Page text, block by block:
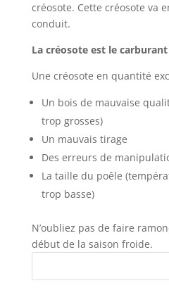
créosote. Cette créosote va
conduit.
La créosote est le
Une créosote en quantité
Un bois de mauvaise
trop grosses)
Un mauvais tirage
Des erreurs de
La taille du poêle
trop basse)
N’oubliez pas de faire
début de la saison froide.